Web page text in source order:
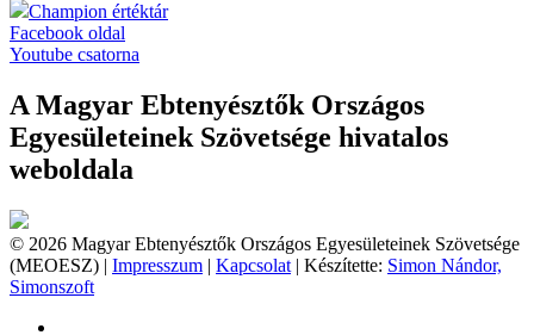
Champion értéktár
Facebook oldal
Youtube csatorna
A Magyar Ebtenyésztők Országos
Egyesületeinek Szövetsége hivatalos
weboldala
© 2026 Magyar Ebtenyésztők Országos Egyesületeinek Szövetsége
(MEOESZ) | Impresszum | Kapcsolat | Készítette: Simon Nándor,
Simonszoft